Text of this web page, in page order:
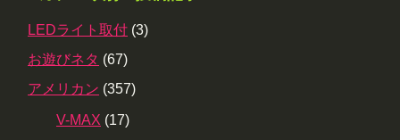
LEDライト取付 (3)
お遊びネタ (67)
アメリカン (357)
V-MAX (17)